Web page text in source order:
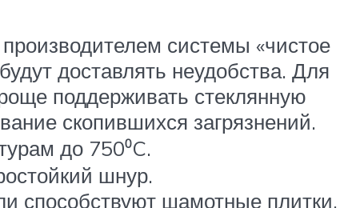
системы «чистое
доставлять неудобства. Для
поддерживать стеклянную
скопившихся загрязнений.
до 750⁰C.
шнур.
способствуют шамотные плитки,